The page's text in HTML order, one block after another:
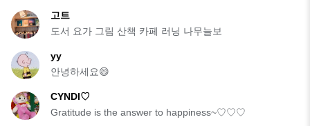
고트
도서 요가 그림 산책 카페 러닝 나무늘보
yy
안녕하세요😄
CYNDI♡
Gratitude is the answer to happiness~♡♡♡